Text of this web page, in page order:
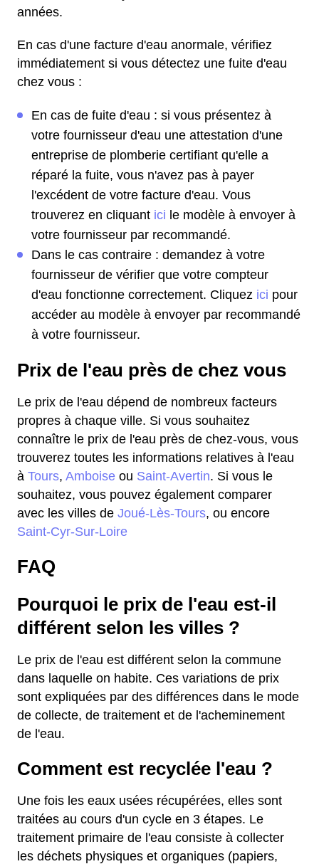
années.
En cas d'une facture d'eau anormale, vérifiez
immédiatement si vous détectez une fuite d'eau
chez vous :
En cas de fuite d'eau : si vous présentez à
votre fournisseur d'eau une attestation d'une
entreprise de plomberie certifiant qu'elle a
réparé la fuite, vous n'avez pas à payer
l'excédent de votre facture d'eau. Vous
trouverez en cliquant ici le modèle à envoyer à
votre fournisseur par recommandé.
Dans le cas contraire : demandez à votre
fournisseur de vérifier que votre compteur
d'eau fonctionne correctement. Cliquez ici pour
accéder au modèle à envoyer par recommandé
à votre fournisseur.
Prix de l'eau près de chez vous
Le prix de l'eau dépend de nombreux facteurs
propres à chaque ville. Si vous souhaitez
connaître le prix de l'eau près de chez-vous, vous
trouverez toutes les informations relatives à l'eau
à Tours, Amboise ou Saint-Avertin. Si vous le
souhaitez, vous pouvez également comparer
avec les villes de Joué-Lès-Tours, ou encore
Saint-Cyr-Sur-Loire
FAQ
Pourquoi le prix de l'eau est-il
différent selon les villes ?
Le prix de l'eau est différent selon la commune
dans laquelle on habite. Ces variations de prix
sont expliquées par des différences dans le mode
de collecte, de traitement et de l'acheminement
de l'eau.
Comment est recyclée l'eau ?
Une fois les eaux usées récupérées, elles sont
traitées au cours d'un cycle en 3 étapes. Le
traitement primaire de l'eau consiste à collecter
les déchets physiques et organiques (papiers,